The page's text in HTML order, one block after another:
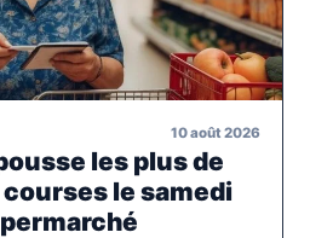
10 août 2026
les plus de
le samedi